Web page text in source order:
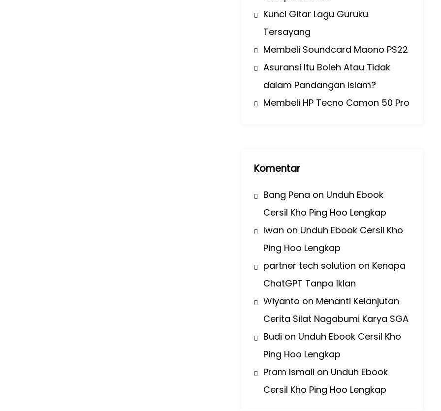
Kunci Gitar Lagu Guruku
Tersayang
Membeli Soundcard Maono PS22
Asuransi Itu Boleh Atau Tidak
dalam Pandangan Islam?
Membeli HP Tecno Camon 50 Pro
Komentar
Bang Pena on Unduh Ebook
Cersil Kho Ping Hoo Lengkap
Iwan on Unduh Ebook Cersil Kho
Ping Hoo Lengkap
partner tech solution on Kenapa
ChatGPT Tanpa Iklan
Wiyanto on Menanti Kelanjutan
Cerita Silat Nagabumi Karya SGA
Budi on Unduh Ebook Cersil Kho
Ping Hoo Lengkap
Pram Ismail on Unduh Ebook
Cersil Kho Ping Hoo Lengkap